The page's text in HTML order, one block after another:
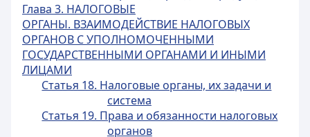
Глава 3. НАЛОГОВЫЕ
ОРГАНЫ. ВЗАИМОДЕЙСТВИЕ НАЛОГОВЫХ
ОРГАНОВ С УПОЛНОМОЧЕННЫМИ
ГОСУДАРСТВЕННЫМИ ОРГАНАМИ И ИНЫМИ
ЛИЦАМИ
Статья 18. Налоговые органы, их задачи и
система
Статья 19. Права и обязанности налоговых
органов